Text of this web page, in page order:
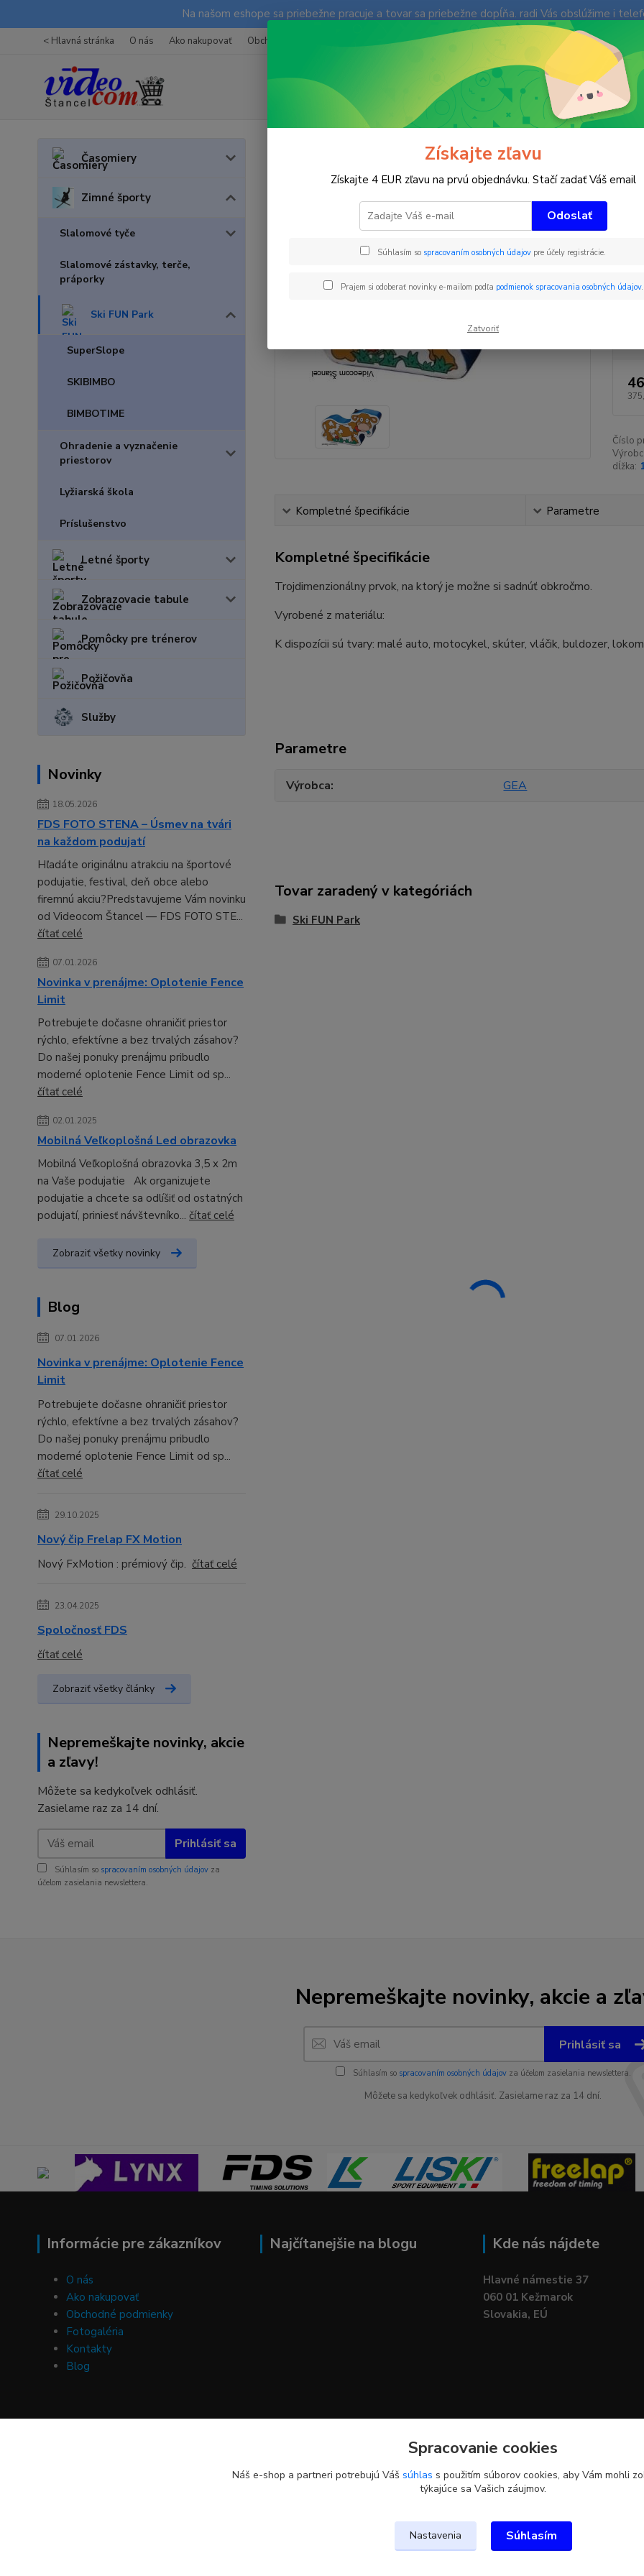
Na našom eshope sa priebežne pracuje a tovar sa priebežne dopĺňa. radi Vás obslúžime i
< Hlavná stránka O nás Ako nakupovať Obchodné podmienky Fotogaléria Ochrana súkromia Blog
Hľadať
(Po-
Časomiery
Zimné športy
Slalomové tyče
Slalomové zástavky, terče,
práporky
Ski FUN Park
SuperSlope
SKIBIMBO
BIMBOTIME
Ohradenie a vyznačenie
priestorov
Lyžiarská škola
Príslušenstvo
Letné športy
Zobrazovacie tabule
Pomôcky pre trénerov
Požičovňa
Služby
Novinky
18.05.2026
FDS FOTO STENA – Úsmev na tvári
na každom podujatí
Hľadáte originálnu atrakciu na športové
podujatie, festival, deň obce alebo
firemnú akciu?Predstavujeme Vám novinku
od Videocom Štancel — FDS FOTO STE...
čítať celé
07.01.2026
Novinka v prenájme: Oplotenie Fence
Limit
Potrebujete dočasne ohraničiť priestor
rýchlo, efektívne a bez trvalých zásahov?
Do našej ponuky prenájmu pribudlo
moderné oplotenie Fence Limit od sp...
čítať celé
02.01.2025
Mobilná Veľkoplošná Led obrazovka
Mobilná Veľkoplošná obrazovka 3,5 x 2m
na Vaše podujatie Ak organizujete
podujatie a chcete sa odlíšiť od ostatných
podujatí, priniesť návštevníko... čítať celé
Zobraziť všetky novinky
Blog
07.01.2026
Novinka v prenájme: Oplotenie Fence
Limit
Potrebujete dočasne ohraničiť priestor
rýchlo, efektívne a bez trvalých zásahov?
Do našej ponuky prenájmu pribudlo
moderné oplotenie Fence Limit od sp...
čítať celé
29.10.2025
Nový čip Frelap FX Motion
Nový FxMotion : prémiový čip. čítať celé
23.04.2025
Spoločnosť FDS
čítať celé
Zobraziť všetky články
Nepremeškajte novinky, akcie
a zľavy!
Môžete sa kedykoľvek odhlásiť.
Zasielame raz za 14 dní.
Prihlásiť sa
Súhlasím so spracovaním osobných údajov za
účelom zasielania newslettera.
Ski FUN Park obkročný prvok
obkročný prvok
Číslo
dĺžka:
Kompletné špecifikácie Parametre
Kompletné špecifikácie
Trojdimenzionálny prvok, na ktorý je možne si sadnúť obkročmo.
Vyrobené z materiálu:
K dispozícii sú tvary: malé auto, motocykel, skúter, vláčik, buldozer,
Parametre
Výrobca GEA
Tovar zaradený v kategóriách
Ski FUN Park
Nepremeškajte novinky, akcie a
Prihlásiť sa
Súhlasím so spracovaním osobných údajovza účelom zasielania newslettera.
Môžete sa kedykoľvek odhlásiť. Zasielame raz za 14 dní.
Informácie pre zákazníkov
O nás
Ako nakupovať
Obchodné podmienky
Fotogaléria
Kontakty
Blog
Najčítanejšie na blogu Kde nás nájdete
Hlavné námestie 37
060 01 Kežmarok
Slovakia, EÚ
Získajte zľavu
Získajte 4 EUR zľavu na prvú objednávku. Stačí zadať Váš email
Odoslať
Súhlasím so spracovaním osobných údajov pre účely registrácie.
Prajem si odoberať novinky e-mailom podľa podmienok spracovania osobných údajov.
Zatvoriť
Spracovanie cookies
Náš e-shop a partneri potrebujú Váš súhlas s použitím súborov cookies, aby Vám mohli
týkajúce sa Vašich záujmov.
Nastavenia Súhlasím